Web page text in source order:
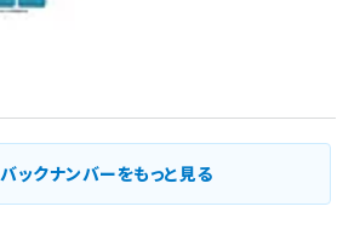
バックナンバーをもっと見る